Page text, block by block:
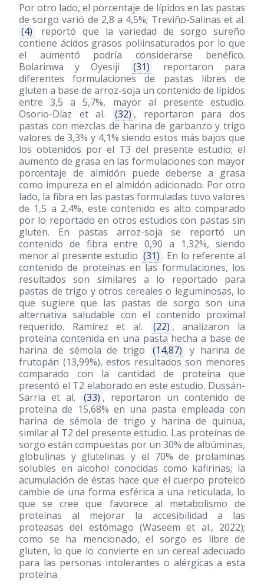
Por otro lado, el porcentaje de lípidos en las pastas
de sorgo varió de 2,8 a 4,5%; Treviño-Salinas et al.
(4)
reportó que la variedad de sorgo sureño
contiene ácidos grasos poliinsaturados por lo que
el aumentó podría considerarse benéfico.
Bolarinwa y Oyesiji
(31)
reportaron para
diferentes formulaciones de pastas libres de
gluten a base de arroz-soja un contenido de lípidos
entre 3,5 a 5,7%, mayor al presente estudio.
Osorio-Díaz et al.
(32) , reportaron para dos
pastas con mezclas de harina de garbanzo y trigo
valores de 3,3% y 4,1% siendo estos más bajos que
los obtenidos por el T3 del presente estudio; el
aumento de grasa en las formulaciones con mayor
porcentaje de almidón puede deberse a grasa
como impureza en el almidón adicionado. Por otro
lado, la fibra en las pastas formuladas tuvo valores
de 1,5 a 2,4%, este contenido es alto comparado
por lo reportado en otros estudios con pastas sin
gluten. En pastas arroz-soja se reportó un
contenido de fibra entre 0,90 a 1,32%, siendo
menor al presente estudio (31) . En lo referente al
contenido de proteínas en las formulaciones, los
resultados son similares a lo reportado para
pastas de trigo y otros cereales o leguminosas, lo
que sugiere que las pastas de sorgo son una
alternativa saludable con el contenido proximal
requerido. Ramírez et al.
(22) , analizaron la
proteína contenida en una pasta hecha a base de
harina de sémola de trigo
(14,87)
y harina de
frutopán (13,99%), estos resultados son menores
comparado con la cantidad de proteína que
presentó el T2 elaborado en este estudio. Dussán-
Sarria et al.
(33) , reportaron un contenido de
proteína de 15,68% en una pasta empleada con
harina de sémola de trigo y harina de quinua,
similar al T2 del presente estudio. Las proteínas de
sorgo están compuestas por un 30% de albúminas,
globulinas y glutelinas y el 70% de prolaminas
solubles en alcohol conocidas como kafirinas; la
acumulación de éstas hace que el cuerpo proteico
cambie de una forma esférica a una reticulada, lo
que se cree que favorece al metabolismo de
proteínas al mejorar la accesibilidad a las
proteasas del estómago (Waseem et al., 2022);
como se ha mencionado, el sorgo es libre de
gluten, lo que lo convierte en un cereal adecuado
para las personas intolerantes o alérgicas a esta
proteína.